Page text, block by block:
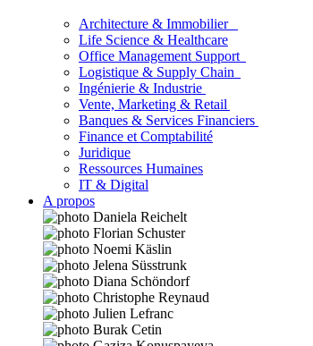
Architecture & Immobilier
Life Science & Healthcare
Office Management Support
Logistique & Supply Chain
Ingénierie & Industrie
Vente, Marketing & Retail
Banques & Services Financiers
Finance et Comptabilité
Juridique
Ressources Humaines
IT & Digital
A propos